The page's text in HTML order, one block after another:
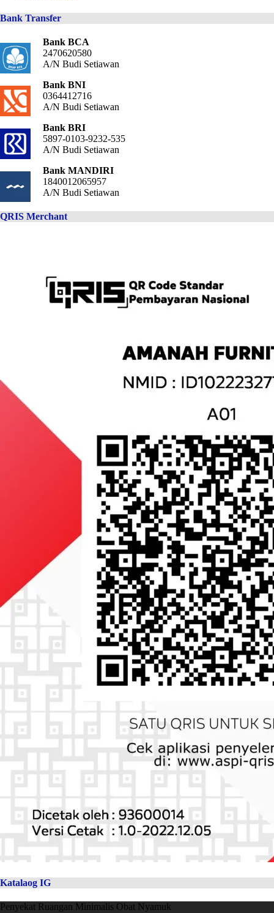
Bank Transfer
Bank BCA
2470620580
A/N Budi Setiawan
Bank BNI
0364412716
A/N Budi Setiawan
Bank BRI
5897-0103-9232-535
A/N Budi Setiawan
Bank MANDIRI
1840012065957
A/N Budi Setiawan
QRIS Merchant
Katalaog IG
Penyekat Ruangan Minimalis Obat Nyamuk